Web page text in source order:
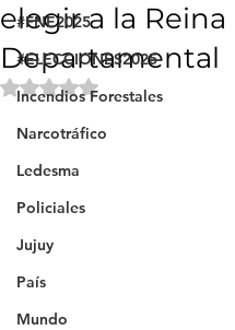
#FNE2025
#ELECCIONES2025
Incendios Forestales
Narcotráfico
Ledesma
Policiales
Jujuy
País
Mundo
elegir a la Reina
Departamental
Obtuvo NaN de 5 estrellas.